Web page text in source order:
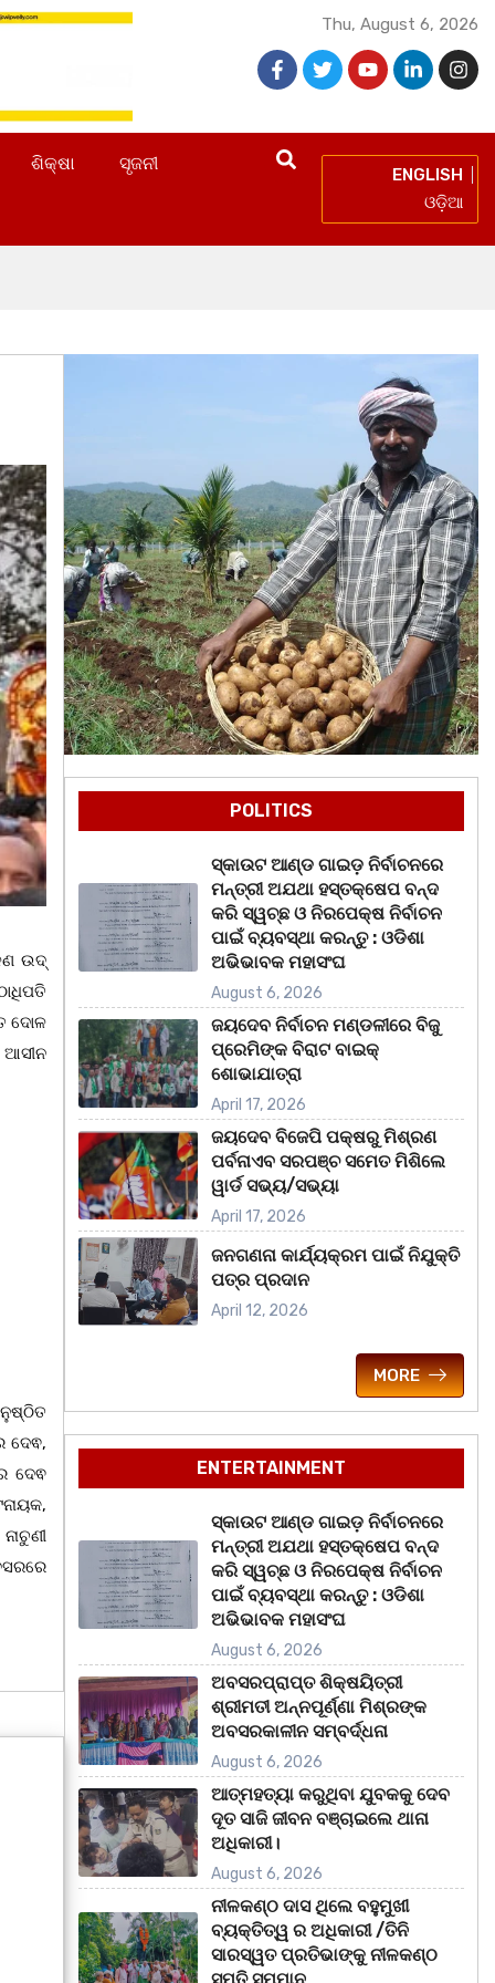
Thu, August 6, 2026
ଶିକ୍ଷା ସୃଜନୀ
ENGLISH
ଓଡ଼ିଆ
ଉଦ୍
ଦୋଳ
ଦେଵ,
ଦେଵ
POLITICS
ସ୍କାଉଟ ଆଣ୍ଡ ଗାଇଡ଼ ନିର୍ବାଚନରେ
ମନ୍ତ୍ରୀ ଅଯଥା ହସ୍ତକ୍ଷେପ ବନ୍ଦ
କରି ସ୍ୱଚ୍ଛ ଓ ନିରପେକ୍ଷ ନିର୍ବାଚନ
ପାଇଁ ବ୍ୟବସ୍ଥା କରନ୍ତୁ : ଓଡିଶା
ଅଭିଭାବକ ମହାସଂଘ
August 6, 2026
ଜୟଦେବ ନିର୍ବାଚନ ମଣ୍ଡଳୀରେ ବିଜୁ
ପ୍ରେମିଙ୍କ ବିରାଟ ବାଇକ୍
ଶୋଭାଯାତ୍ରା
April 17, 2026
ଜୟଦେବ ବିଜେପି ପକ୍ଷରୁ ମିଶ୍ରଣ
ପର୍ବନାଏବ ସରପଞ୍ଚ ସମେତ ମିଶିଲେ
ୱାର୍ଡ ସଭ୍ୟ/ସଭ୍ୟା
April 17, 2026
ଜନଗଣନା କାର୍ଯ୍ୟକ୍ରମ ପାଇଁ ନିଯୁକ୍ତି
ପତ୍ର ପ୍ରଦାନ
April 12, 2026
MORE
ENTERTAINMENT
ସ୍କାଉଟ ଆଣ୍ଡ ଗାଇଡ଼ ନିର୍ବାଚନରେ
ମନ୍ତ୍ରୀ ଅଯଥା ହସ୍ତକ୍ଷେପ ବନ୍ଦ
କରି ସ୍ୱଚ୍ଛ ଓ ନିରପେକ୍ଷ ନିର୍ବାଚନ
ପାଇଁ ବ୍ୟବସ୍ଥା କରନ୍ତୁ : ଓଡିଶା
ଅଭିଭାବକ ମହାସଂଘ
August 6, 2026
ଅବସରପ୍ରାପ୍ତ ଶିକ୍ଷୟିତ୍ରୀ
ଶ୍ରୀମତୀ ଅନ୍ନପୂର୍ଣ୍ଣା ମିଶ୍ରଙ୍କ
ଅବସରକାଳୀନ ସମ୍ବର୍ଦ୍ଧନା
August 6, 2026
ଆତ୍ମହତ୍ୟା କରୁଥିବା ଯୁବକକୁ ଦେବ
ଦୂତ ସାଜି ଜୀବନ ବଞ୍ଚାଇଲେ ଥାନା
ଅଧିକାରୀ।
August 6, 2026
ନୀଳକଣ୍ଠ ଦାସ ଥିଲେ ବହୁମୁଖୀ
ବ୍ୟକ୍ତିତ୍ୱ ର ଅଧିକାରୀ /ତିନି
ସାରସ୍ୱତ ପ୍ରତିଭାଙ୍କୁ ନୀଳକଣ୍ଠ